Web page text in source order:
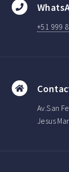
+51 999
Av.San
Jesus